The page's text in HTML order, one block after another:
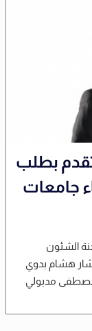
بطلب
جامعات
الشئون
هشام بدوي
مصطفى مدبولي